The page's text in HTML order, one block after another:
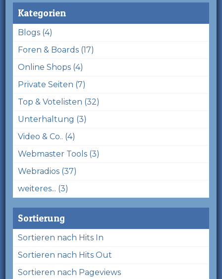
Kategorien
Blogs (4)
Foren & Boards (17)
Online Shops (4)
Private Seiten (7)
Top & Votelisten (32)
Unterhaltung (3)
Video & Co.. (4)
Webmaster Tools (3)
Webradios (37)
weiteres... (3)
Sortierung
Sortieren nach Hits In
Sortieren nach Hits Out
Sortieren nach Pageviews